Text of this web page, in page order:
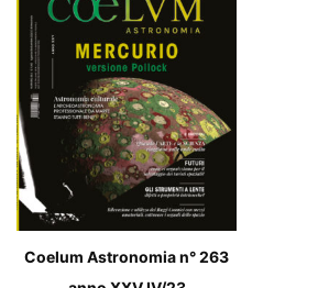
Coelum Astronomia n° 263